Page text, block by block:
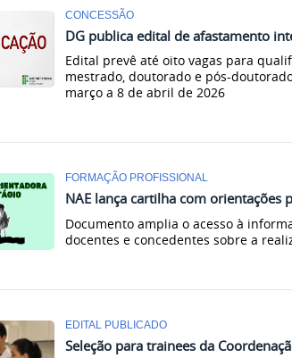
CONCESSÃO
DG publica edital de afastamento
Edital prevê até oito vagas para
mestrado, doutorado e pós-
março a 8 de abril de 2026
FORMAÇÃO PROFISSIONAL
NAE lança cartilha com orientações
Documento amplia o acesso à
docentes e concedentes sobre a
EDITAL PUBLICADO
Seleção para trainees da